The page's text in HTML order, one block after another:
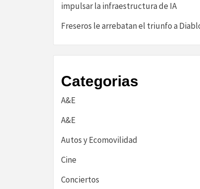
impulsar la infraestructura de IA
Freseros le arrebatan el triunfo a
Categorias
A&E
A&E
Autos y Ecomovilidad
Cine
Conciertos